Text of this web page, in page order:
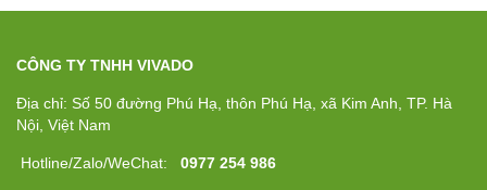
CÔNG TY TNHH VIVADO
Địa chỉ: Số 50 đường Phú Hạ, thôn Phú Hạ, xã Kim Anh, TP. Hà
Nội, Việt Nam
Hotline/Zalo/WeChat: 0977 254 986